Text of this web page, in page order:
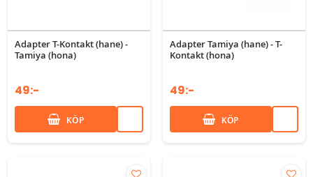
Adapter T-Kontakt (hane) -
Tamiya (hona)
49:-
KÖP
Adapter Tamiya (hane) - T-
Kontakt (hona)
49:-
KÖP